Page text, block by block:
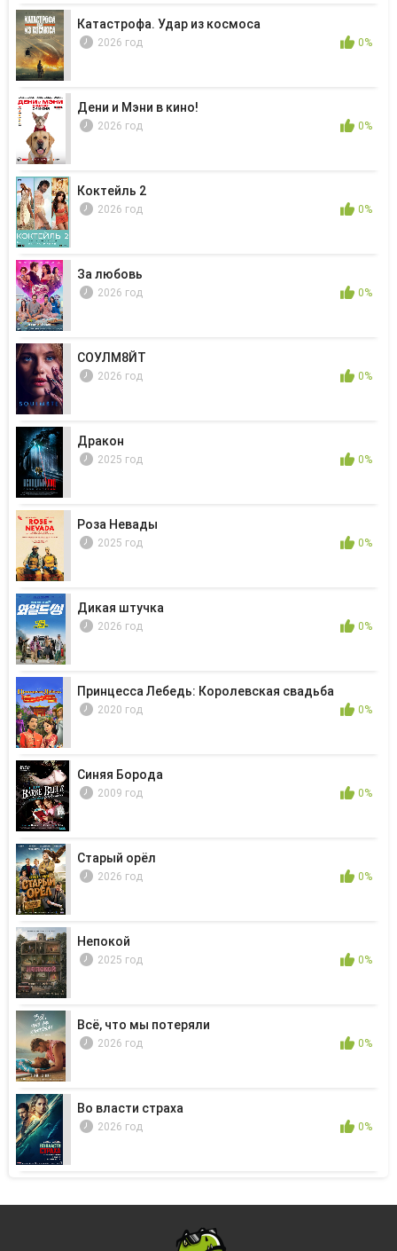
Катастрофа. Удар из космоса
2026 год 0%
Дени и Мэни в кино!
2026 год 0%
Коктейль 2
2026 год 0%
За любовь
2026 год 0%
СОУЛМ8ЙТ
2026 год 0%
Дракон
2025 год 0%
Роза Невады
2025 год 0%
Дикая штучка
2026 год 0%
Принцесса Лебедь: Королевская свадьба
2020 год 0%
Синяя Борода
2009 год 0%
Старый орёл
2026 год 0%
Непокой
2025 год 0%
Всё, что мы потеряли
2026 год 0%
Во власти страха
2026 год 0%